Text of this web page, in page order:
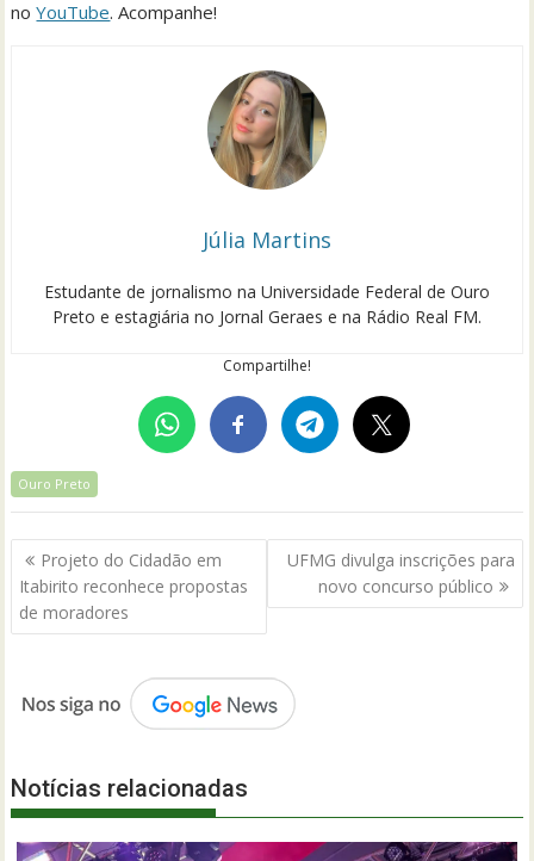
noYouTube. Acompanhe!
Júlia Martins
Estudante de jornalismo na Universidade Federal de Ouro
Preto e estagiária no Jornal Geraes e na Rádio Real FM.
Compartilhe!
Ouro Preto
Navegação
de
Post
Projeto do Cidadão em
Itabirito reconhece propostas
de moradores
UFMG divulga inscrições para
novo concurso público
Notícias relacionadas